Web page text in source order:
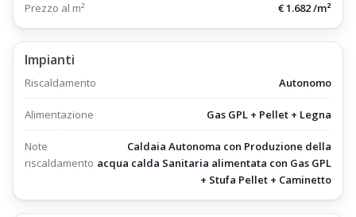
Prezzo al m² € 1.682 /m²
Impianti
Riscaldamento Autonomo
Alimentazione Gas GPL + Pellet + Legna
Note
riscaldamento
Caldaia Autonoma con Produzione della
acqua calda Sanitaria alimentata con Gas GPL
+ Stufa Pellet + Caminetto